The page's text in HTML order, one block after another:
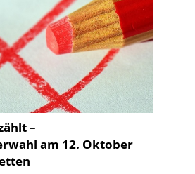
–
am 12. Oktober